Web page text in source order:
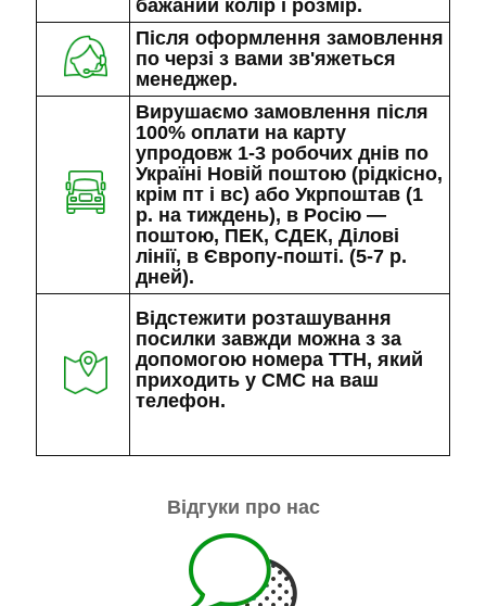
бажаний колір і розмір.
Після оформлення замовлення
по черзі з вами зв'яжеться
менеджер.
Вирушаємо замовлення після
100% оплати на карту
упродовж 1-3 робочих днів по
Україні Новій поштою (рідкісно,
крім пт і вс) або Укрпоштав (1
р. на тиждень), в Росію —
поштою, ПЕК, СДЕК, Ділові
лінії, в Європу-пошті. (5-7 р.
дней).
Відстежити розташування
посилки завжди можна з за
допомогою номера ТТН, який
приходить у СМС на ваш
телефон.
Відгуки про нас